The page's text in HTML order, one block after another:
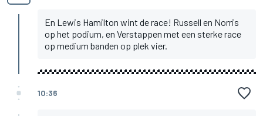
En Lewis Hamilton wint de race! Russell en Norris
op het podium, en Verstappen met een sterke race
op medium banden op plek vier.
10:36